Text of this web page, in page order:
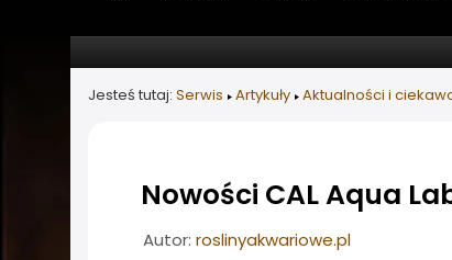
Jesteś tutaj: Serwis Artykuły Aktualności i
Nowości CAL Aqua
Informacje o artykule
Autor: roslinyakwariowe.pl